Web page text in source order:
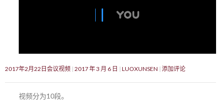
2017年2月22日会议视频 2017 年 3 月 6 日 LUOXUNSEN 添加评论
视频分为10段。